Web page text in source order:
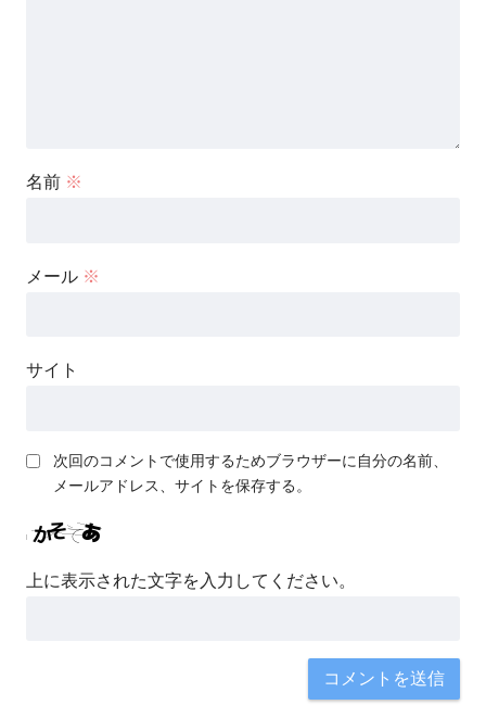
名前 ※
メール ※
サイト
次回のコメントで使用するためブラウザーに自分の名前、
メールアドレス、サイトを保存する。
上に表示された文字を入力してください。